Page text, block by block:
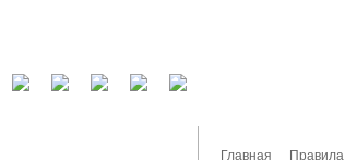
Главная Правила